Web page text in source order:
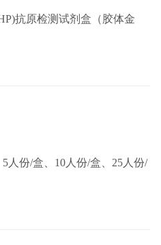
抗原检测试剂盒（胶体金
人份/盒、10人份/盒、25人份/